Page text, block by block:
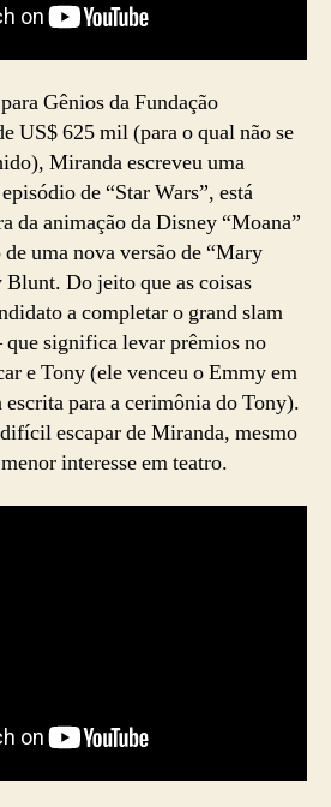
Gênios da Fundação
US$ 625 mil (para o qual não se
Miranda escreveu uma
de “Star Wars”, está
da animação da Disney “Moana”
uma nova versão de “Mary
Do jeito que as coisas
a completar o grand slam
significa levar prêmios no
e Tony (ele venceu o Emmy em
para a cerimônia do Tony).
escapar de Miranda, mesmo
interesse em teatro.